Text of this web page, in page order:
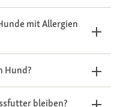
mit Allergien
Hund?
bleiben?